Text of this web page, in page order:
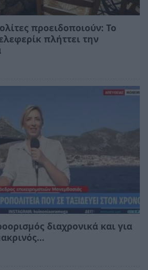
προειδοποιούν: Το
πλήττει την
διαχρονικά και για